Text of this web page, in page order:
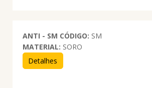
ANTI - SM CÓDIGO: SM
MATERIAL: SORO
Detalhes